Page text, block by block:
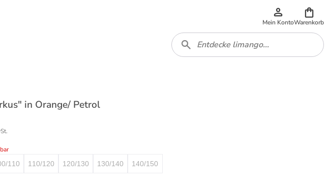
Mein KontoWarenkorb
in Orange/ Petrol
110 110/120 120/130 130/140 140/150